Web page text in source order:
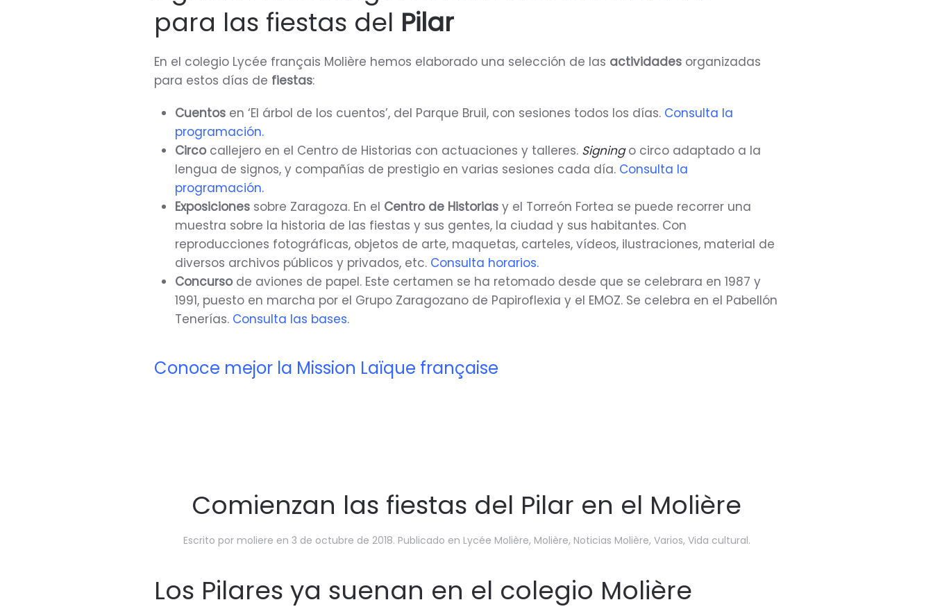
para las fiestas del Pilar
En el colegio Lycée français Molière hemos elaborado una selección de las actividades organizadas
para estos días de fiestas:
Cuentos en ‘El árbol de los cuentos’, del Parque Bruil, con sesiones todos los días. Consulta la
programación.
Circocallejero en el Centro de Historias con actuaciones y talleres. Signingo circo adaptado a la
lengua de signos, y compañías de prestigio en varias sesiones cada día. Consulta la
programación.
Exposiciones sobre Zaragoza. En el Centro de Historias y el Torreón Fortea se puede recorrer una
muestra sobre la historia de las fiestas y sus gentes, la ciudad y sus habitantes. Con
reproducciones fotográficas, objetos de arte, maquetas, carteles, vídeos, ilustraciones, material de
diversos archivos públicos y privados, etc. Consulta horarios.
Concursode aviones de papel. Este certamen se ha retomado desde que se celebrara en 1987 y
1991, puesto en marcha por el Grupo Zaragozano de Papiroflexia y el EMOZ. Se celebra en el Pabellón
Tenerías. Consulta las bases.
Conoce mejor la Mission Laïque française
Comienzan las fiestas del Pilar en el Molière
Escrito por moliere en 3 de octubre de 2018. Publicado en Lycée Molière, Molière, Noticias Molière, Varios, Vida cultural.
Los Pilares ya suenan en el colegio Molière